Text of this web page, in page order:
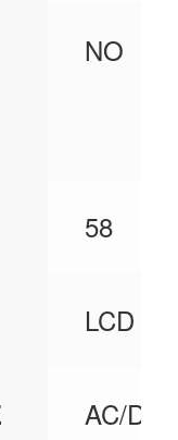
NO
58
LCD
AC/DC